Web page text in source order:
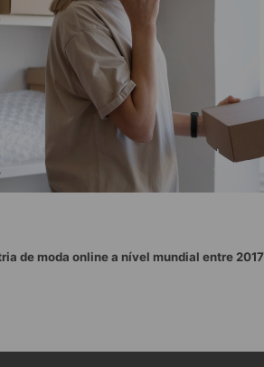
de moda online a nível mundial entre